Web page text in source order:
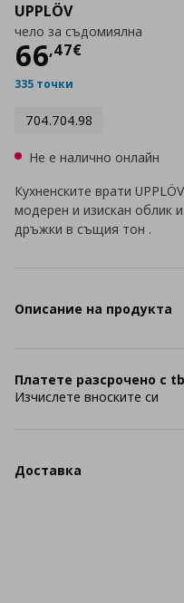
UPPLÖV
чело за съдомиялна
66,47€
Цена
335 точки
704.704.98
Не е налично онлайн
Кухненските врати
модерен и изискан облик
дръжки в същия тон .
Описание на продукта
Платете разсрочено с
Изчислете вноските си
Доставка